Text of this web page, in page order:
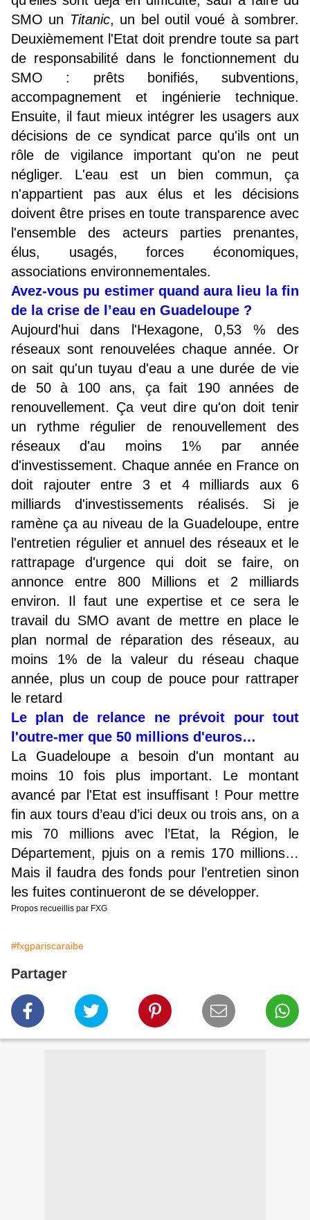
SMO un Titanic, un bel outil voué à sombrer.
Deuxièmement l'Etat doit prendre toute sa part
de responsabilité dans le fonctionnement du
SMO : prêts bonifiés, subventions,
accompagnement et ingénierie technique.
Ensuite, il faut mieux intégrer les usagers aux
décisions de ce syndicat parce qu'ils ont un
rôle de vigilance important qu'on ne peut
négliger. L'eau est un bien commun, ça
n'appartient pas aux élus et les décisions
doivent être prises en toute transparence avec
l'ensemble des acteurs parties prenantes,
élus, usagés, forces économiques,
associations environnementales.
Avez-vous pu estimer quand aura lieu la fin
de la crise de l’eau en Guadeloupe ?
Aujourd'hui dans l'Hexagone, 0,53 % des
réseaux sont renouvelées chaque année. Or
on sait qu'un tuyau d'eau a une durée de vie
de 50 à 100 ans, ça fait 190 années de
renouvellement. Ça veut dire qu'on doit tenir
un rythme régulier de renouvellement des
réseaux d'au moins 1% par année
d'investissement. Chaque année en France on
doit rajouter entre 3 et 4 milliards aux 6
milliards d'investissements réalisés. Si je
ramène ça au niveau de la Guadeloupe, entre
l'entretien régulier et annuel des réseaux et le
rattrapage d'urgence qui doit se faire, on
annonce entre 800 Millions et 2 milliards
environ. Il faut une expertise et ce sera le
travail du SMO avant de mettre en place le
plan normal de réparation des réseaux, au
moins 1% de la valeur du réseau chaque
année, plus un coup de pouce pour rattraper
le retard
Le plan de relance ne prévoit pour tout
l'outre-mer que 50 millions d'euros…
La Guadeloupe a besoin d'un montant au
moins 10 fois plus important. Le montant
avancé par l'Etat est insuffisant ! Pour mettre
fin aux tours d’eau d’ici deux ou trois ans, on a
mis 70 millions avec l’Etat, la Région, le
Département, pjuis on a remis 170 millions…
Mais il faudra des fonds pour l’entretien sinon
les fuites continueront de se développer.
Propos recueillis par FXG
#fxgpariscaraibe
Partager